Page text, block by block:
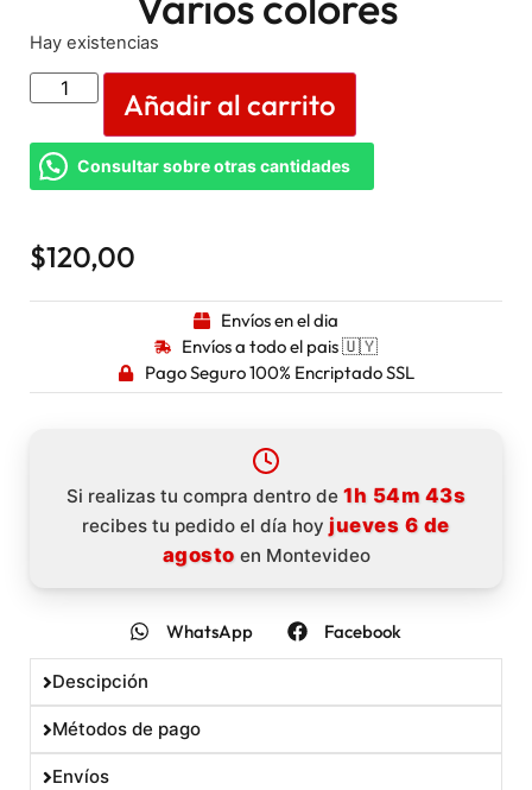
Hay existencias
Añadir al carrito
Consultar sobre otras cantidades
$120,00
Envíos en el dia
Envíos a todo el pais 🇺🇾
Pago Seguro 100% Encriptado SSL
Si realizas tu compra dentro de 1h 54m 42s
recibes tu pedido el día hoy jueves 6 de
agosto en Montevideo
WhatsApp Facebook
Descipción
Métodos de pago
Envíos